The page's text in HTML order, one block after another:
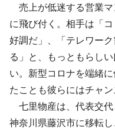
売上が低迷する営業マ
に飛び付く。相手は「
好調だ」、「テレワー
る」と、もっともらし
い。新型コロナを端緒
たことも彼らにはチャン
七里物産は、代表交
神奈川県藤沢市に移転